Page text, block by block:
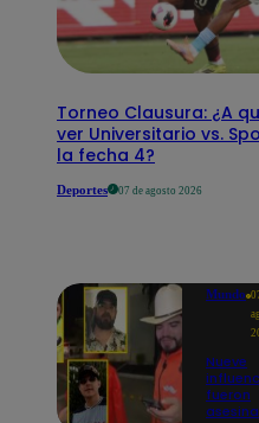
Torneo Clausura: ¿A
ver Universitario vs.
la fecha 4?
Deportes 07 de agosto 2026
Mundo
Nueve
fueron